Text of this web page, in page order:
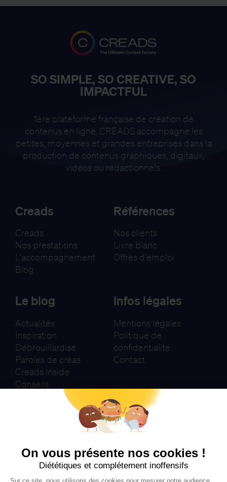
SO SIMPLE, SO CREATIVE, SO
IMPACTFUL
1ère plateforme française de création de
contenus en ligne, CREADS accompagne les
petites, moyennes et grandes entreprises dans la
production de contenus graphiques, digitaux,
vidéos ou rédactionnels.
Creads
Creads
Nos prestations
L’accompagnement
Blog
Références
Nos clients
Livre blanc
Offres d’emploi
Le blog
Actualités
Inspiration
Débrouillardise
Paroles de créas
Creads Inside
Conseils
Infos légales
Mentions légales
Politique de
confidentialité
Contact
On vous présente nos cookies !
Diététiques et complétement inoffensifs
Sur ce site, nous utilisons des cookies pour mesurer notre audience,